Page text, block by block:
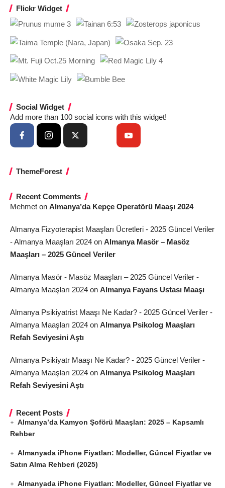
Flickr Widget
Social Widget
Add more than 100 social icons with this widget!
ThemeForest
Recent Comments
Mehmet on Almanya’da Kepçe Operatörü Maaşı 2024
Almanya Fizyoterapist Maaşları Ücretleri - 2025 Güncel Veriler
- Almanya Maaşları 2024 on Almanya Masör – Masöz
Maaşları – 2025 Güncel Veriler
Almanya Masör - Masöz Maaşları – 2025 Güncel Veriler -
Almanya Maaşları 2024 on Almanya Fayans Ustası Maaşı
Almanya Psikiyatrist Maaşı Ne Kadar? - 2025 Güncel Veriler -
Almanya Maaşları 2024 on Almanya Psikolog Maaşları
Refah Seviyesini Aştı
Almanya Psikiyatr Maaşı Ne Kadar? - 2025 Güncel Veriler -
Almanya Maaşları 2024 on Almanya Psikolog Maaşları
Refah Seviyesini Aştı
Recent Posts
Almanya’da Kamyon Şoförü Maaşları: 2025 – Kapsamlı
Rehber
Almanyada iPhone Fiyatları: Modeller, Güncel Fiyatlar ve
Satın Alma Rehberi (2025)
Almanyada iPhone Fiyatları: Modeller, Güncel Fiyatlar ve